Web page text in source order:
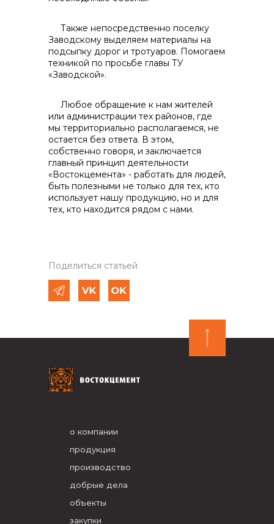
Также непосредственно поселку
Заводскому выделяем материалы на
подсыпку дорог и тротуаров. Помогаем
техникой по просьбе главы ТУ
«Заводской».
Любое обращение к нам жителей
или администрации тех районов, где
мы территориально располагаемся, не
остается без ответа. В этом,
собственно говоря, и заключается
главный принцип деятельности
«Востокцемента» - работать для людей,
быть полезными не только для тех, кто
использует нашу продукцию, но и для
тех, кто находится рядом с нами.
Поделиться статьей
о компании
продукция
производство
добрые дела
объекты
закупки